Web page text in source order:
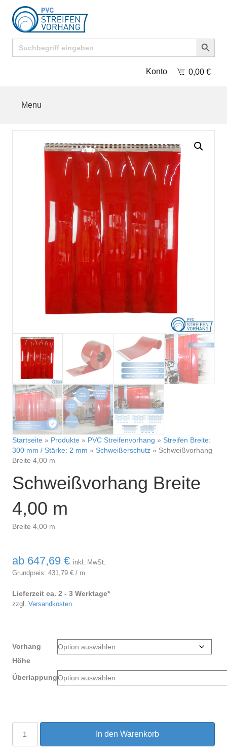
Search
for:
Search Button
Konto 0,00 €
Menu
Startseite » Produkte » PVC Streifenvorhang » Streifen Breite:
300 mm / Stärke: 2 mm » Schweißerschutz » Schweißvorhang
Breite 4,00 m
Schweißvorhang Breite
4,00 m
Breite 4,00 m
ab 647,69 € inkl. MwSt.
Grundpreis: 431,79 € / m
Lieferzeit ca. 2 - 3 Werktage*
zzgl. Versandkosten
Vorhang
Höhe
Überlappung
Schweißvorhang
Breite
4,00
In den Warenkorb